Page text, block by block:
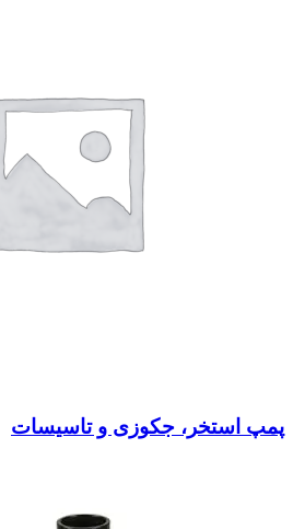
پمپ استخر، جکوزی و تاسیسات